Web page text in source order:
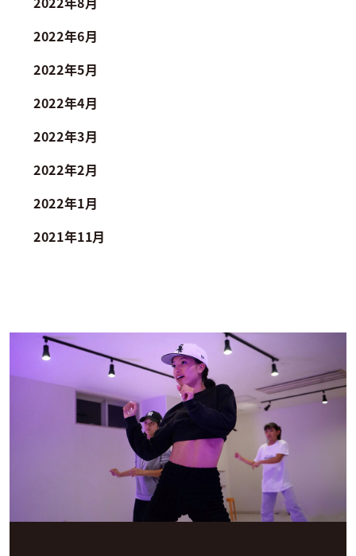
2022年6月
2022年5月
2022年4月
2022年3月
2022年2月
2022年1月
2021年11月